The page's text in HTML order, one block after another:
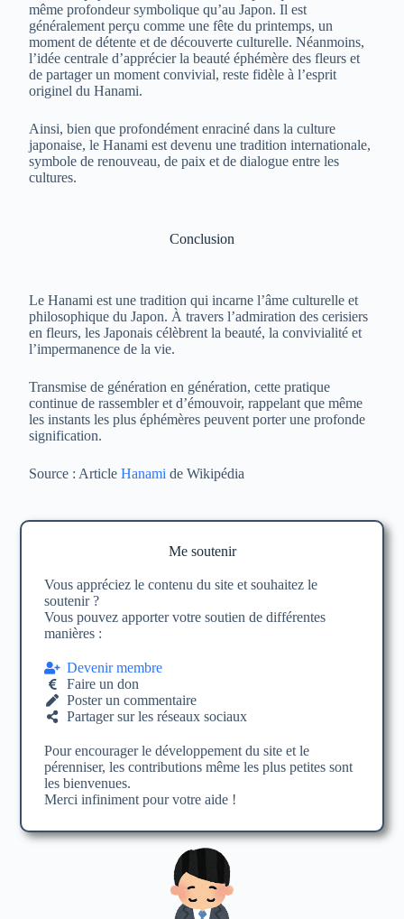
même profondeur symbolique qu’au Japon. Il est
généralement perçu comme une fête du printemps, un
moment de détente et de découverte culturelle. Néanmoins,
l’idée centrale d’apprécier la beauté éphémère des fleurs et
de partager un moment convivial, reste fidèle à l’esprit
originel du Hanami.
Ainsi, bien que profondément enraciné dans la culture
japonaise, le Hanami est devenu une tradition internationale,
symbole de renouveau, de paix et de dialogue entre les
cultures.
Conclusion
Le Hanami est une tradition qui incarne l’âme culturelle et
philosophique du Japon. À travers l’admiration des cerisiers
en fleurs, les Japonais célèbrent la beauté, la convivialité et
l’impermanence de la vie.
Transmise de génération en génération, cette pratique
continue de rassembler et d’émouvoir, rappelant que même
les instants les plus éphémères peuvent porter une profonde
signification.
Source : ArticleHanami de Wikipédia
Me soutenir
Vous appréciez le contenu du site et souhaitez le
soutenir ?
Vous pouvez apporter votre soutien de différentes
manières :
Devenir membre
Faire un don
Poster un commentaire
Partager sur les réseaux sociaux
Pour encourager le développement du site et le
pérenniser, les contributions même les plus petites sont
les bienvenues.
Merci infiniment pour votre aide !